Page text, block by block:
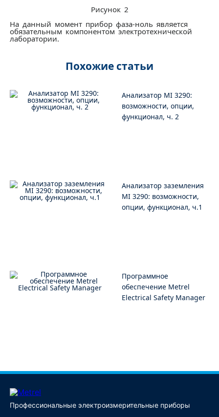
Рисунок 2
На данный момент прибор фаза-ноль является
обязательным компонентом электротехнической
лаборатории.
Похожие статьи
Анализатор MI 3290:
возможности, опции,
функционал, ч. 2
Анализатор заземления
MI 3290: возможности,
опции, функционал, ч.1
Программное
обеспечение Metrel
Electrical Safety Manager
Профессиональные электроизмерительные приборы